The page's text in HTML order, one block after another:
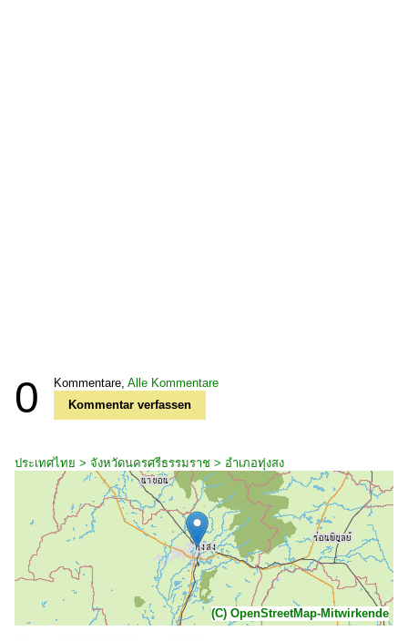
0 Kommentare, Alle Kommentare
Kommentar verfassen
ประเทศไทย > จังหวัดนครศรีธรรมราช > อำเภอทุ่งสง
(C) OpenStreetMap-Mitwirkende